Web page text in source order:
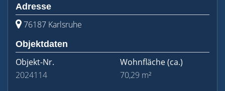
Adresse
76187 Karlsruhe
Objektdaten
Objekt-Nr.
2024114
Wohnfläche(ca.)
70,29 m²